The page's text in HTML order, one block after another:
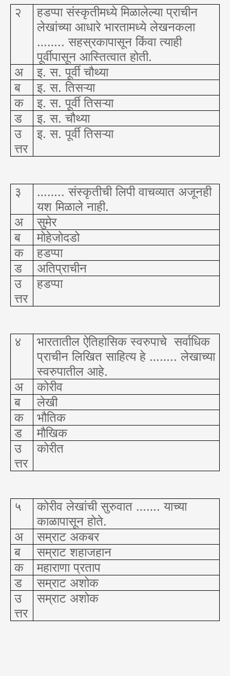
२
हडप्पा संस्कृतीमध्ये मिळालेल्या प्राचीन
लेखांच्या आधारे भारतामध्ये लेखनकला
…….. सहस्रकापासून किंवा त्याही
पूर्वीपासून आस्तित्वात होती.
अ
इ. स. पूर्वी चौथ्या
ब
इ. स. तिसऱ्या
क
इ. स. पूर्वी तिसऱ्या
ड
इ. स. चौथ्या
उ
त्तर
इ. स. पूर्वी तिसऱ्या
३
…….. संस्कृतीची लिपी वाचव्यात अजूनही
यश मिळाले नाही.
अ
सुमेर
ब
मोहेजोदडो
क
हडप्पा
ड
अतिप्राचीन
उ
त्तर
हडप्पा
४ भारतातील ऐतिहासिक स्वरुपाचे सर्वाधिक
प्राचीन लिखित साहित्य हे …….. लेखाच्या
स्वरुपातील आहे.
अ
कोरीव
ब
लेखी
क
भौतिक
ड
मौखिक
उ
त्तर
कोरीत
५
कोरीव लेखांची सुरुवात ……. याच्या
काळापासून होते.
अ
सम्राट अकबर
ब
सम्राट शहाजहान
क
महाराणा प्रताप
ड
सम्राट अशोक
उ
त्तर
सम्राट अशोक